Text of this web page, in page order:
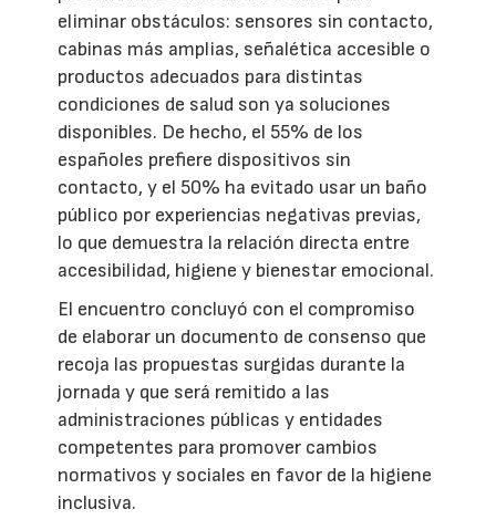
eliminar obstáculos: sensores sin contacto,
cabinas más amplias, señalética accesible o
productos adecuados para distintas
condiciones de salud son ya soluciones
disponibles. De hecho, el 55% de los
españoles prefiere dispositivos sin
contacto, y el 50% ha evitado usar un baño
público por experiencias negativas previas,
lo que demuestra la relación directa entre
accesibilidad, higiene y bienestar emocional.
El encuentro concluyó con el compromiso
de elaborar un documento de consenso que
recoja las propuestas surgidas durante la
jornada y que será remitido a las
administraciones públicas y entidades
competentes para promover cambios
normativos y sociales en favor de la higiene
inclusiva.